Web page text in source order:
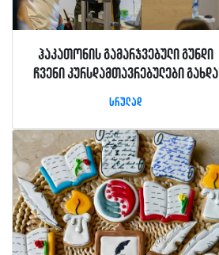
ჰაკათონის გამარჯვებული გუნდი
ჩვენი კურსდამთავრებულები გახდა
სრულად